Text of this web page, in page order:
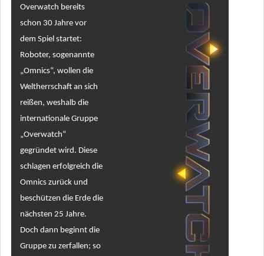
Overwatch bereits
schon 30 Jahre vor
dem Spiel startet:
Roboter, sogenannte
„Omnics“, wollen die
Weltherrschaft an sich
reißen, weshalb die
internationale Gruppe
„Overwatch“
gegründet wird. Diese
schlagen erfolgreich die
Omnics zurück und
beschützen die Erde die
nächsten 25 Jahre.
Doch dann beginnt die
Gruppe zu zerfallen; so